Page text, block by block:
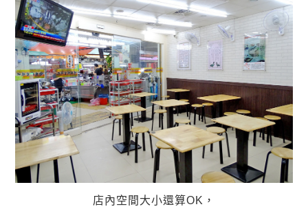
店內空間大小還算OK，